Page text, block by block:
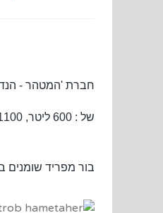
חברת 'המטהר - הנדסה וטיהור מים' טל. 03-9341169 מציעה מגוון רחב של
של : 600 ליטר, 1100, 1200, 1600, 2000, 3600, 4000, 5200, 5600, 6800, 8400 , 8800, ו- 10400 ליטר. חומר מבנה: פוליאתילן מסוג LLDPE.
בור מפריד שומנים בנפח של 2000 ליטר, מפוליאתילן - למטבח, מסעדה או מפעל - להתקנה מעל